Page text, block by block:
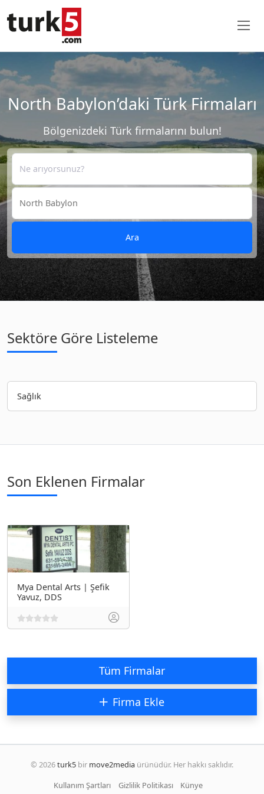
North Babylon’daki Türk Firmaları
Bölgenizdeki Türk firmalarını bulun!
Ara
Sektöre Göre Listeleme
Sağlık
Son Eklenen Firmalar
Mya Dental Arts | Şefik
Yavuz, DDS
Tüm Firmalar
Firma Ekle
© 2026turk5 bir move2media ürünüdür. Her hakkı saklıdır.
Kullanım Şartları
Gizlilik Politikası Künye